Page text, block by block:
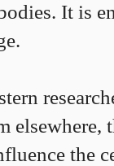
It is
elsewhere,
the